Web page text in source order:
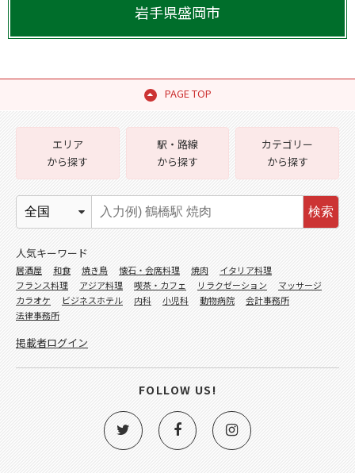
岩手県盛岡市
PAGE TOP
エリア
から探す
駅・路線
から探す
カテゴリー
から探す
検索
人気キーワード
居酒屋 和食 焼き鳥 懐石・会席料理 焼肉
イタリア料理
フランス料理
アジア料理 喫茶・カフェ リラクゼーション
マッサージ
カラオケ
ビジネスホテル 内科 小児科 動物病院
会計事務所
法律事務所
掲載者ログイン
FOLLOW US!